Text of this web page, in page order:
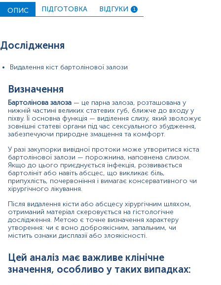
Цей аналіз має важливе клінічне значення, особливо у
таких випадках:
нетиповий перебіг захворювання,
повторні рецидиви,
встановити остаточний діагноз і обрати подальшу
тактику ведення пацієнтки — від спостереження до
додаткового лікування або обстеження.
Показання до призначення аналізу
Персистуючі або рецидивуючі кісти бартолінової
Щільні або фіксовані утворення в області залози
Відсутність ефекту від антибіотиків чи дренажу
Кіста розміром понад 3–4 см
Кров’янистий або мутний вміст кісти
Вік пацієнтки від 40 років
кісти
Клінічна підозра на злоякісне утворення
Наявність в анамнезі раку вульви або атипових її
уражень
Значення результатів
ОПИС ПІДГОТОВКА ВІДГУКИ 1
Дослідження
Видалення кіст бартолінової залози
Визначення
Бартолінова залоза — це парна залоза, розташована у
нижній частині великих статевих губ, ближче до входу у
піхву. Її основна функція — виділення слизу, який зволожує
зовнішні статеві органи під час сексуального збудження,
забезпечуючи природне змащення та комфорт.
У разі закупорки вивідної протоки може утворитися кіста
бартолінової залози — порожнина, наповнена слизом.
Якщо до цього приєднується інфекція, розвивається
бартолініт або навіть абсцес, що викликає біль,
припухлість, почервоніння і вимагає консервативного чи
хірургічного лікування.
Після видалення кісти або абсцесу хірургічним шляхом,
отриманий матеріал скеровується на гістологічне
дослідження. Метою є точне визначення характеру
утворення: чи є воно доброякісним, запальним, чи
містить ознаки дисплазії або злоякісності.
Цей аналіз має важливе клінічне
значення, особливо у таких випадках: